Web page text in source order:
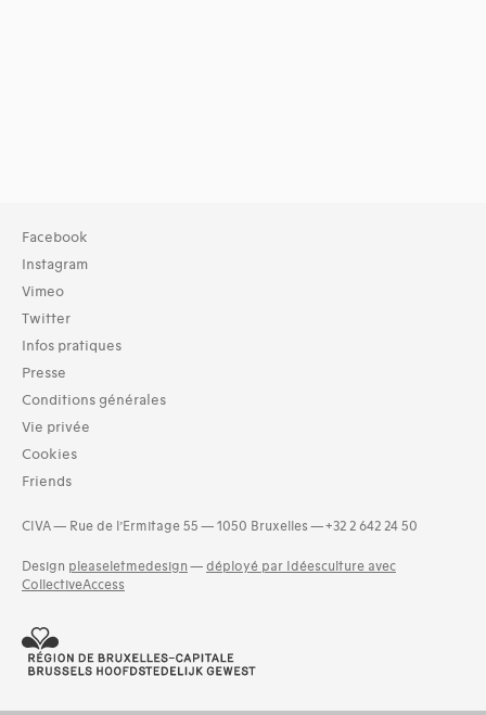
Facebook
Instagram
Vimeo
Twitter
Infos pratiques
Presse
Conditions générales
Vie privée
Cookies
Friends
CIVA — Rue de l’Ermitage 55 — 1050 Bruxelles — +32 2 642 24 50
Design pleaseletmedesign — déployé par Idéesculture avec
CollectiveAccess